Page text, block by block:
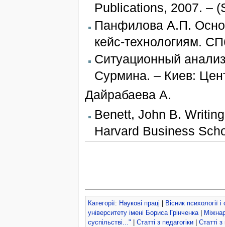
Publications, 2007. –
Панфилова А.П.
кейс-технологиям.
Ситуационный
Сурмина. – Киев:
Дайрабаева А.
Benett, John B.
Harvard Business
Категорії: Наукові праці
Вісник психології
університету імені Бориса Грінченка|
суспільстві..."
Статті з педагогіки| Статті з